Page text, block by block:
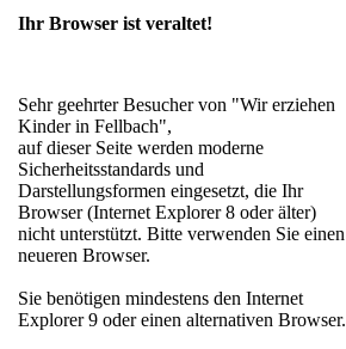
Ihr Browser ist veraltet!
Sehr geehrter Besucher von "Wir erziehen
Kinder in Fellbach",
auf dieser Seite werden moderne
Sicherheitsstandards und
Darstellungsformen eingesetzt, die Ihr
Browser (Internet Explorer 8 oder älter)
nicht unterstützt. Bitte verwenden Sie einen
neueren Browser.
Sie benötigen mindestens den Internet
Explorer 9 oder einen alternativen Browser.